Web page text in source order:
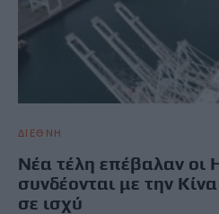
ΔΙΕΘΝΗ
Νέα τέλη επέβαλαν οι
συνδέονται με την
σε ισχύ